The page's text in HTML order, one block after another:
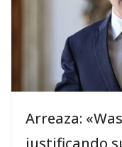
Arreaza:
justificando